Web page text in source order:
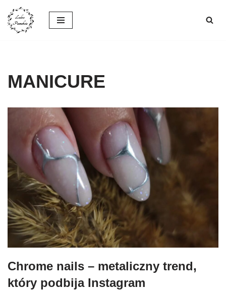
Przejdź
MANICURE
Chrome nails – metaliczny trend,
który podbija Instagram